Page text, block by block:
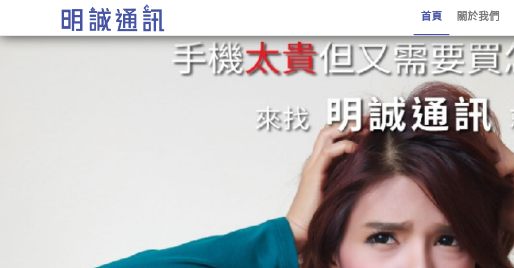
首頁 關於我們